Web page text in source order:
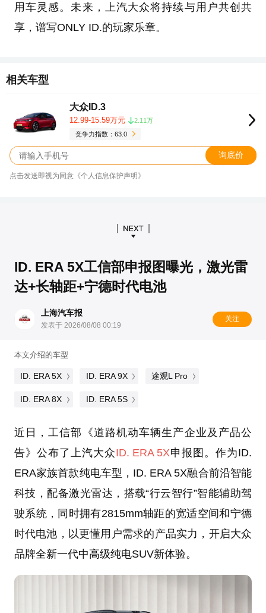
用车灵感。未来，上汽大众将持续与用户共创共
享，谱写ONLY ID.的玩家乐章。
相关车型
大众ID.3
12.99-15.59万元
2.11万
竞争力指数：63.0
询底价
点击发送即视为同意《个人信息保护声明》
ID. ERA 5X工信部申报图曝光，激光雷
达+长轴距+宁德时代电池
上海汽车报
发表于 2026/08/08 00:19
关注
本文介绍的车型
ID. ERA 5X ID. ERA 9X 途观L Pro
ID. ERA 8X ID. ERA 5S
近日，工信部《道路机动车辆生产企业及产品公
告》公布了上汽大众ID. ERA 5X申报图。作为ID.
ERA家族首款纯电车型，ID. ERA 5X融合前沿智能
科技，配备激光雷达，搭载“行云智行”智能辅助驾
驶系统，同时拥有2815mm轴距的宽适空间和宁德
时代电池，以更懂用户需求的产品实力，开启大众
品牌全新一代中高级纯电SUV新体验。